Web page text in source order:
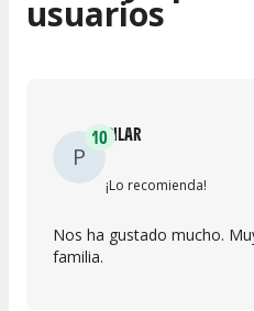
usuarios
P
10PILAR
¡Lo recomienda!
Nos ha gustado mucho.
familia.